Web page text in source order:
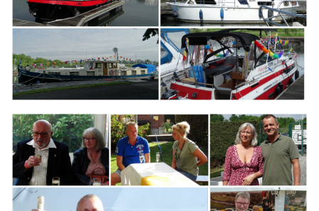
Branding
ARMCHAIR